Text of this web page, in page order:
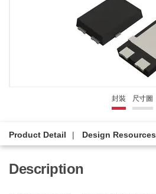
封裝 尺寸圖
Product Detail Design Resources
Description